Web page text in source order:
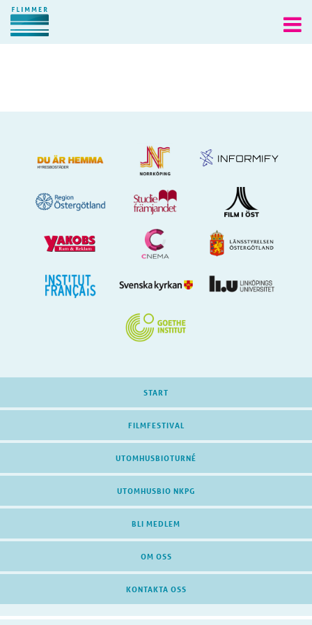
START
FILMFESTIVAL
UTOMHUSBIOTURNÉ
UTOMHUSBIO NKPG
BLI MEDLEM
OM OSS
KONTAKTA OSS